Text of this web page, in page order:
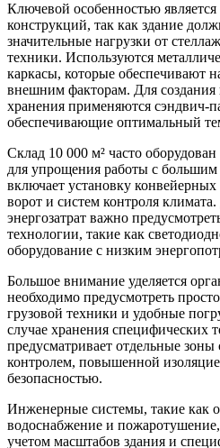
Ключевой особенностью
конструкций, так как здание
значительные нагрузки от
техники. Используются
каркасы, которые обеспечивают
внешним факторам. Для
хранения применяются сэндвич-
обеспечивающие оптимальный
Склад 10 000 м² часто
для упрощения работы с
включает установку
ворот и систем контроля
энергозатрат важно
технологии, такие как
оборудование с низким
Большое внимание уделяется
необходимо предусмотреть
грузовой техники и удобные
случае хранения специфических
предусматривает отдельные
контролем, повышенной
безопасностью.
Инженерные системы, такие как
водоснабжение и
учетом масштабов здания и